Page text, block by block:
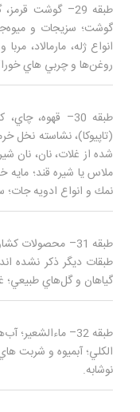
طبقه 29– گوشت
گوشت؛ سزيجات و
انواع ژله، مارمالاد،
روغن‌ها و چربي‌ هاي
طبقه 30– قهوه،
(تاپيوكا)، نشاسته نخل
شده از غلات، نان، نان
ملاس يا شيره قند؛
نمك و انواع ادویه
طبقه 31–
طبقات ديگر ذكر نشده‌
گياهان و گل‌هاي
طبقه 32–
الكلي؛ آبميوه و شربت‌
نوشابه.